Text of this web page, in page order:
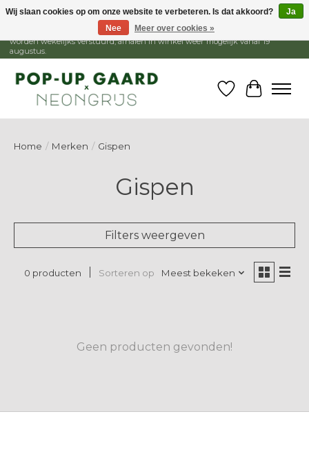
1 - 15 augustus is de winkel gesloten, webshop blijft open. Bestellingen
worden wekelijks verstuurd, afhalen in winkel weer mogelijk vanaf 19
augustus.
Verlanglijst
Home / Merken / Gispen
Gispen
Filters weergeven
0 producten Sorteren op Meest bekeken
Geen producten gevonden!
Wij slaan cookies op om onze website te verbeteren. Is dat akkoord?
Ja
Nee
Meer over cookies »